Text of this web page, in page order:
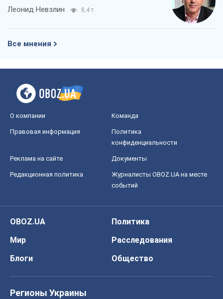
Леонид Невзлин 8,4 т.
Все мнения
О компании Команда
Правовая информация
Политика
конфиденциальности
Реклама на сайте Документы
Редакционная политика
Журналисты OBOZ.UA на месте
событий
OBOZ.UA
Политика
Мир
Расследования
Блоги
Общество
Регионы Украины